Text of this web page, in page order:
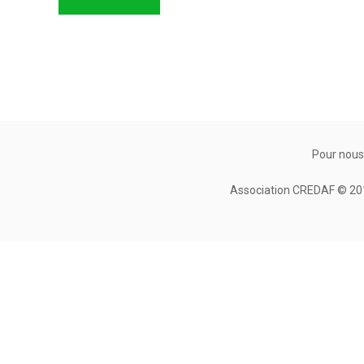
Pour
Association CREDAF ©